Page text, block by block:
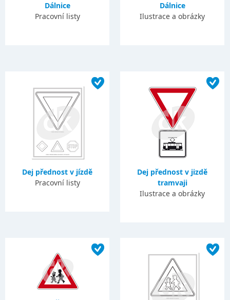
Dálnice
Pracovní listy
Dálnice
Ilustrace a obrázky
Dej přednost v jízdě
Pracovní listy
Dej přednost v jizdě
tramvaji
Ilustrace a obrázky